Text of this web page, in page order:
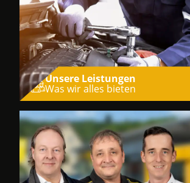
Unsere Leistungen
Was wir alles bieten